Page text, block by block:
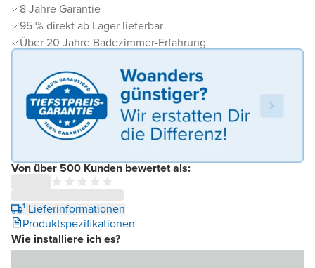
8 Jahre Garantie
95 % direkt ab Lager lieferbar
Über 20 Jahre Badezimmer-Erfahrung
Von über 500 Kunden bewertet als:
¹ Lieferinformationen
Produktspezifikationen
Wie installiere ich es?